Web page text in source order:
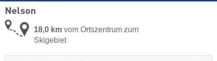
Nelson
18,0 km vom Ortszentrum zum
Skigebiet